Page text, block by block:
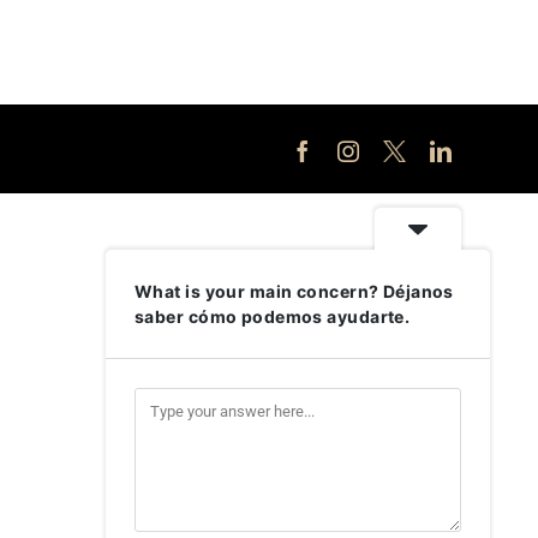
FacebookInstagram
X LinkedIn
What is your main concern? Déjanos
saber cómo podemos ayudarte.